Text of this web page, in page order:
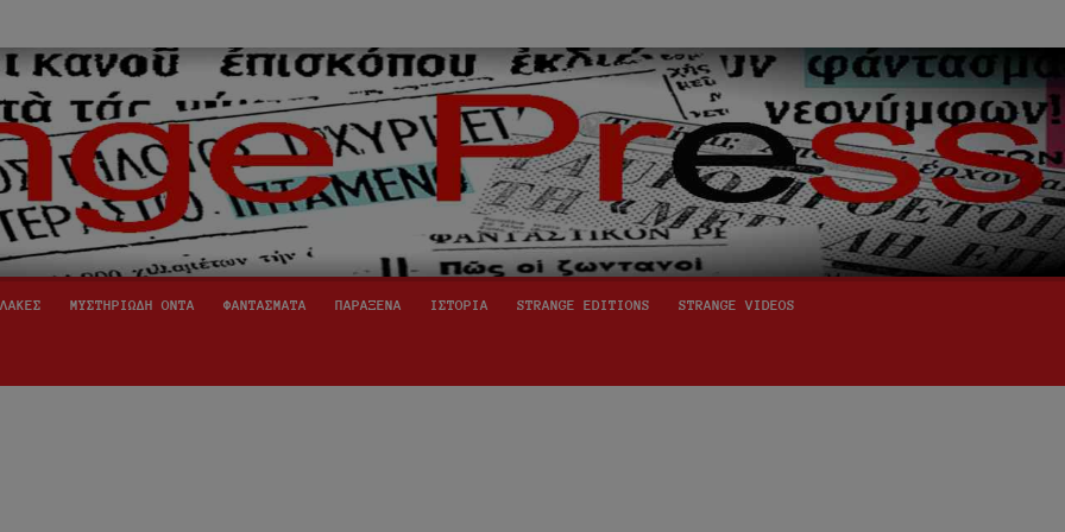
ΜΥΣΤΗΡΙΩΔΗ ΟΝΤΑ ΦΑΝΤΑΣΜΑΤΑ ΠΑΡΑΞΕΝΑ ΙΣΤΟΡΙΑ STRANGE EDITIONS STRANGE VIDEOS